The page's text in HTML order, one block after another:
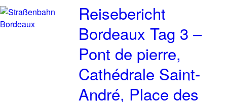
Reisebericht
Bordeaux Tag 3 –
Pont de pierre,
Cathédrale Saint-
André, Place des